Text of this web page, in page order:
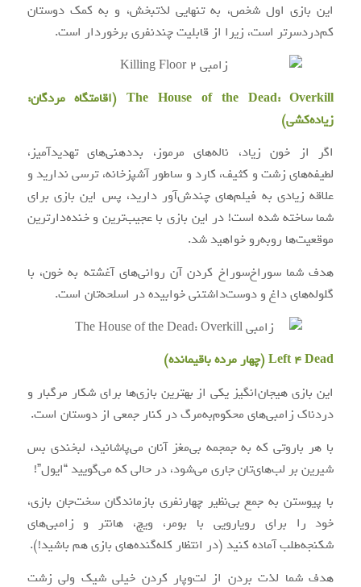
این بازی اول شخص، به تنهایی لذتبخش، و به کمک دوستان
کم‌دردسرتر است، زیرا از قابلیت چندنفری برخوردار است.
The House of the Dead: Overkill (اقامتگاه مردگان:
زیاده‌کشی)
اگر از خون زیاد، ناله‌های مرموز، بددهنی‌های تهدیدآمیز،
لطیفه‌های زشت و کثیف، کارد و ساطور آشپزخانه، ترسی ندارید و
علاقه زیادی به فیلم‌های چندش‌آور دارید، پس این بازی برای
شما ساخته شده است! در این بازی با عجیب‌ترین و خنده‌دارترین
موقعیت‌ها روبه‌رو خواهید شد.
هدف شما سوراخ‌سوراخ کردن آن روانی‌های آغشته به خون، با
گلوله‌های داغ و دوست‌داشتنی خوابیده در اسلحه‌تان است.
Left 4 Dead (چهار مرده باقیمانده)
این بازی هیجان‌انگیز یکی از بهترین بازی‌ها برای شکار مرگبار و
دردناک زامبی‌های محکوم‌به‌مرگ در کنار جمعی از دوستان است.
با هر باروتی که به جمجمه بی‌‌مغز آنان می‌پاشانید، لبخندی بس
شیرین بر لب‌های‌تان جاری می‌شود، در حالی که می‌گویید “ایول”!
با پیوستن به جمع بی‌نظیر چهارنفری بازماندگان سخت‌جان بازی،
خود را برای رویارویی با بومر، ویچ، هانتر و زامبی‌های
شکنجه‌طلب آماده کنید (در انتظار کله‌گنده‌های بازی هم باشید!).
هدف شما لذت بردن از لت‌وپار کردن خیلی شیک ولی زشت